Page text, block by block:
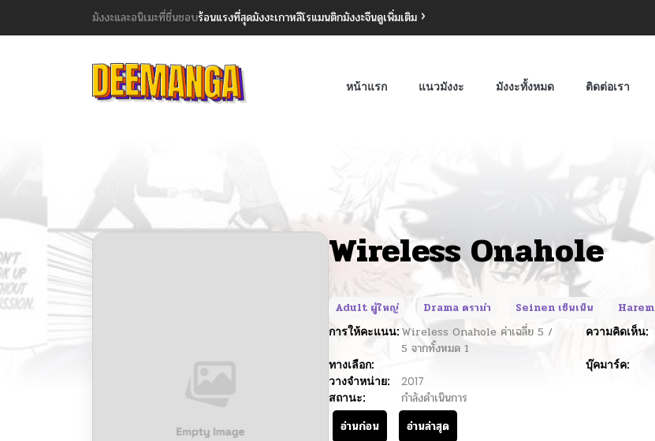
มังงะและอนิเมะที่ชื่นชอบร้อนแรงที่สุดมังงะเกาหลีโรแมนติกมังงะจีนดูเพิ่มเติม
หน้าแรก แนวมังงะ มังงะทั้งหมด ติดต่อเรา
Wireless Onahole
Adult ผู้ใหญ่ Drama ดราม่า Seinen เซ็นเน็น Harem
การให้คะแนน: Wireless Onahole ค่าเฉลี่ย 5 /
5 จากทั้งหมด 1
ความคิดเห็น:
ทางเลือก: บุ๊คมาร์ค:
วางจำหน่าย:
2017
สถานะ:
กำลังดำเนินการ
อ่านก่อน
อ่านล่าสุด